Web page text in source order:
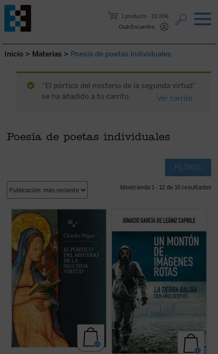
1 producto
19,00€
Club Encuentro
Saltar al contenido.
Inicio > Materias > Poesía de poetas individuales
“El pórtico del misterio de la segunda virtud”
se ha añadido a tu carrito.
Ver carrito
Poesía de poetas individuales
FILTROS
Mostrando 1 - 12 de 16 resultados
El pórtico del misterio de la segunda virtud
es una de las obras poéticas más intensas
de Charles Péguy, dedicada al misterio de
la virtud teologal de la esperanza.
Compuesto en uno de los momentos más
oscuros de la vida del autor, es ...(ver ficha)
El libro supone una aproximación fecunda a
La tierra baldíade Eliot considerándola
imágenes rotas. Y
constituye para nosotros un ...